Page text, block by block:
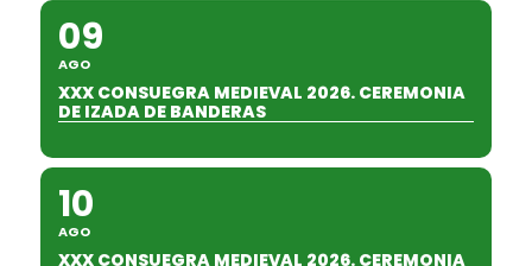
09
AGO
XXX CONSUEGRA MEDIEVAL 2026. CEREMONIA
DE IZADA DE BANDERAS
10
AGO
XXX CONSUEGRA MEDIEVAL 2026. CEREMONIA